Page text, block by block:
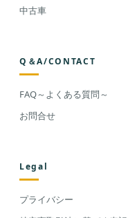
中古車
Q＆A/CONTACT
FAQ～よくある質問～
お問合せ
Legal
プライバシー